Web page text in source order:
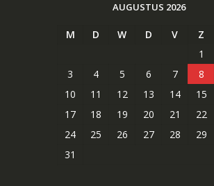
AUGUSTUS 2026
M D W D V Z
1
3
4 5 6 7 8
10
11 12 13 14 15
17
18 19 20 21 22
24
25 26 27 28 29
31